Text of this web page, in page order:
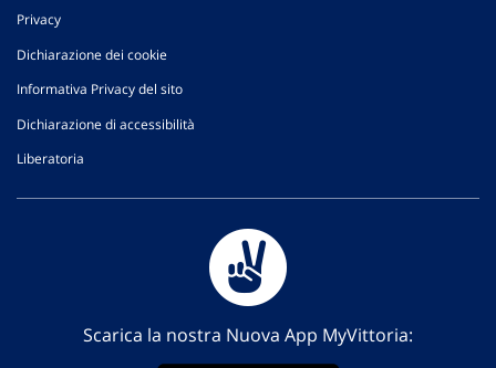
Privacy
Dichiarazione dei cookie
Informativa Privacy del sito
Dichiarazione di accessibilità
Liberatoria
Scarica la nostra Nuova App MyVittoria: